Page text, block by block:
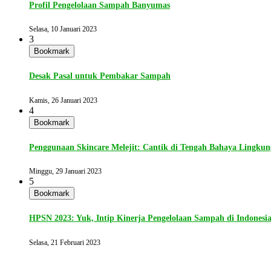
Profil Pengelolaan Sampah Banyumas
Selasa, 10 Januari 2023
3
Bookmark
Desak Pasal untuk Pembakar Sampah
Kamis, 26 Januari 2023
4
Bookmark
Penggunaan Skincare Melejit: Cantik di Tengah Bahaya
Minggu, 29 Januari 2023
5
Bookmark
HPSN 2023: Yuk, Intip Kinerja Pengelolaan Sampah di Indonesia
Selasa, 21 Februari 2023